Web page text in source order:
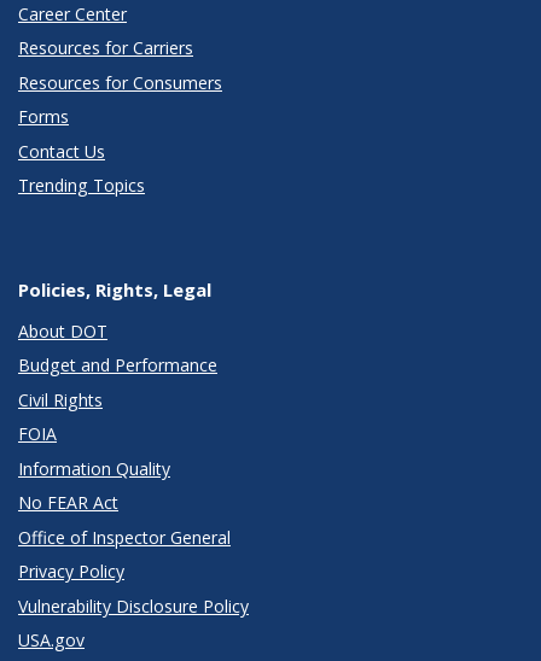
Career Center
Resources for Carriers
Resources for Consumers
Forms
Contact Us
Trending Topics
Policies, Rights, Legal
About DOT
Budget and Performance
Civil Rights
FOIA
Information Quality
No FEAR Act
Office of Inspector General
Privacy Policy
Vulnerability Disclosure Policy
USA.gov